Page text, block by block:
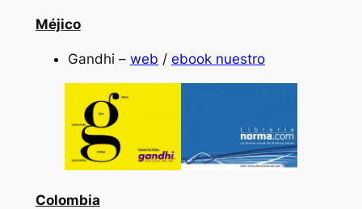
Méjico
Gandhi – web / ebook nuestro
Colombia